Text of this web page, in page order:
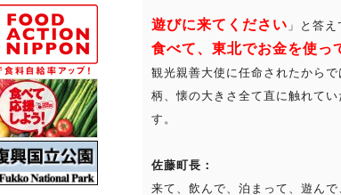
遊びに来てください 」と答え
食べて、東北でお金を使っ
観光親善大使に任命されたから
柄、懐の大きさ全て直に触れて
す。
佐藤町長：
来て、飲んで、泊まって、遊ん